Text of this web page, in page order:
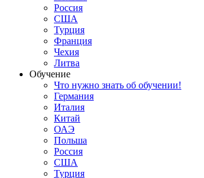
Россия
США
Турция
Франция
Чехия
Литва
Обучение
Что нужно знать об обучении!
Германия
Италия
Китай
ОАЭ
Польша
Россия
США
Турция